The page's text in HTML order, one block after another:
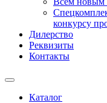
конкурсу
Дилерство
Реквизиты
Контакты
Каталог